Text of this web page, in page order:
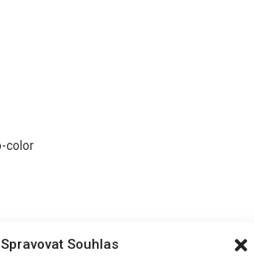
Spravovat Souhlas